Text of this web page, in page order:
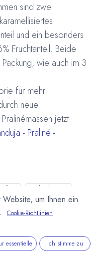
sind zwei
und ein besonders
Fruchtanteil. Beide
wie auch im 3
für mehr
neue
jetzt
- Praliné -
Pralinémasse
um Ihnen ein
Cookie-Richtlinien
essentielle Ich stimme zu